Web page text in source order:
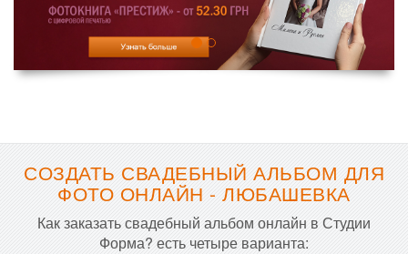
СОЗДАТЬ СВАДЕБНЫЙ АЛЬБОМ ДЛЯ
ФОТО ОНЛАЙН - ЛЮБАШЕВКА
Как заказать свадебный альбом онлайн в Студии
Форма? есть четыре варианта: